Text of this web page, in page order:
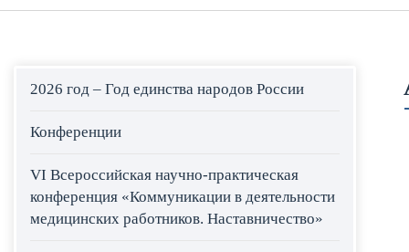
2026 год – Год единства народов России
Конференции
VI Всероссийская научно-практическая
конференция «Коммуникации в деятельности
медицинских работников. Наставничество»